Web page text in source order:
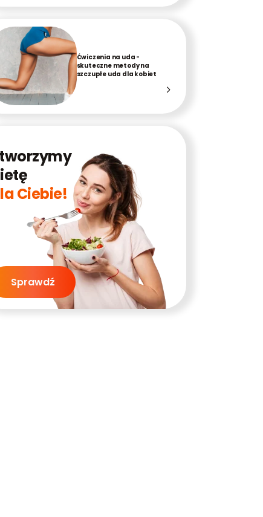
Ćwiczenia na uda -
skuteczne metody na
szczupłe uda dla kobiet
Ciebie!
Sprawdź